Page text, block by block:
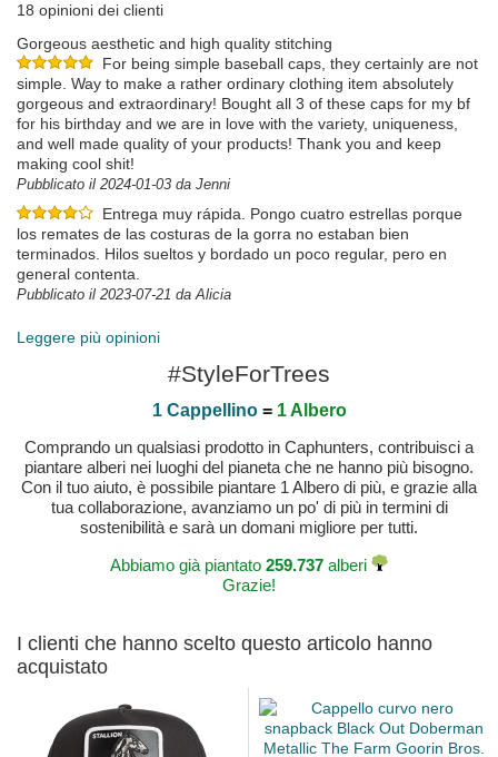
18 opinioni dei clienti
Gorgeous aesthetic and high quality stitching
For being simple baseball caps, they certainly are not
simple. Way to make a rather ordinary clothing item absolutely
gorgeous and extraordinary! Bought all 3 of these caps for my bf
for his birthday and we are in love with the variety, uniqueness,
and well made quality of your products! Thank you and keep
making cool shit!
Pubblicato il 2024-01-03 da Jenni
Entrega muy rápida. Pongo cuatro estrellas porque
los remates de las costuras de la gorra no estaban bien
terminados. Hilos sueltos y bordado un poco regular, pero en
general contenta.
Pubblicato il 2023-07-21 da Alicia
Dankeschön
Pubblicato il 2023-06-18 da Manuela
Pubblicato il 2024-03-07 da Samuel
Leggere più opinioni
#StyleForTrees
1 Cappellino= 1 Albero
Comprando un qualsiasi prodotto in Caphunters, contribuisci a
piantare alberi nei luoghi del pianeta che ne hanno più bisogno.
Con il tuo aiuto, è possibile piantare 1 Albero di più, e grazie alla
tua collaborazione, avanziamo un po' di più in termini di
sostenibilità e sarà un domani migliore per tutti.
Abbiamo già piantato 259.737 alberi
Grazie!
I clienti che hanno scelto questo articolo hanno
acquistato